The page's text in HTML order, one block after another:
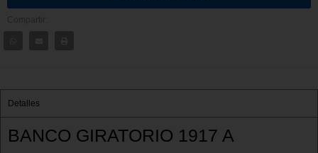
Detalles
BANCO GIRATORIO 1917 A